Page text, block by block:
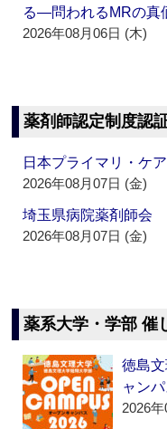
る―問われるMRの
2026年08月06日 (木)
薬剤師認定制度認
日本プライマリ・
2026年08月07日 (金)
埼玉県病院薬剤師
2026年08月07日 (金)
薬系大学・学部 催
徳島
ャン
2026